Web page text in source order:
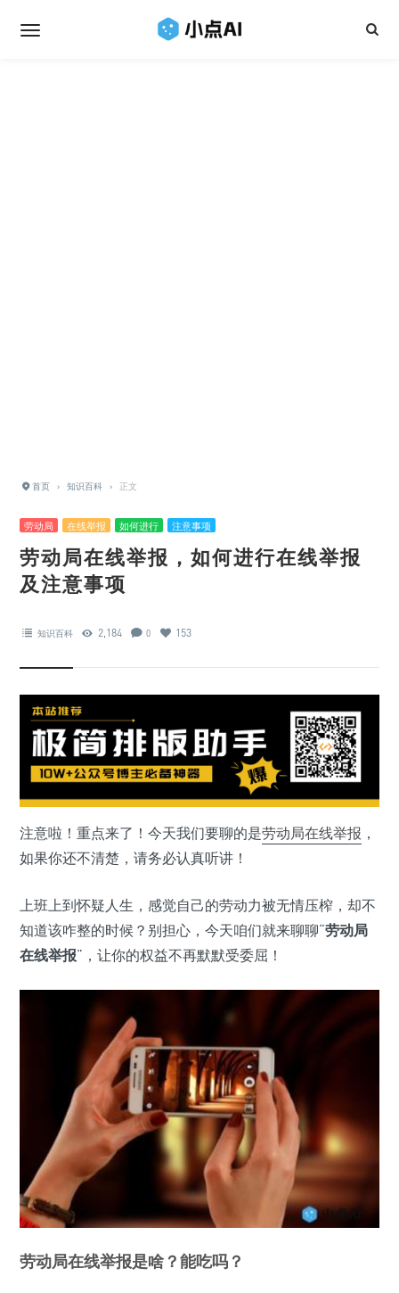
首页 › 知识百科 › 正文
劳动局 在线举报 如何进行 注意事项
劳动局在线举报，如何进行在线举报
及注意事项
知识百科 2,184 0 153
注意啦！重点来了！今天我们要聊的是劳动局在线举报 ，
如果你还不清楚，请务必认真听讲！
上班上到怀疑人生，感觉自己的劳动力被无情压榨，却不
知道该咋整的时候？别担心，今天咱们就来聊聊“劳动局
在线举报”，让你的权益不再默默受委屈！
劳动局在线举报是啥？能吃吗？